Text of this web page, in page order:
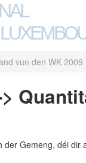
vun den WK 2009
Gemeng, déi